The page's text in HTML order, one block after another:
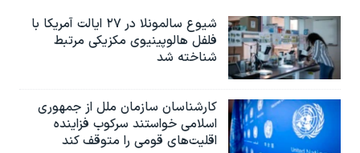
شیوع سالمونلا در ۲۷ ایالت آمریکا با
فلفل هالوپینیوی مکزیکی مرتبط
شناخته شد
کارشناسان سازمان ملل از جمهوری
اسلامی خواستند سرکوب فزاینده
اقلیت‌های قومی را متوقف کند